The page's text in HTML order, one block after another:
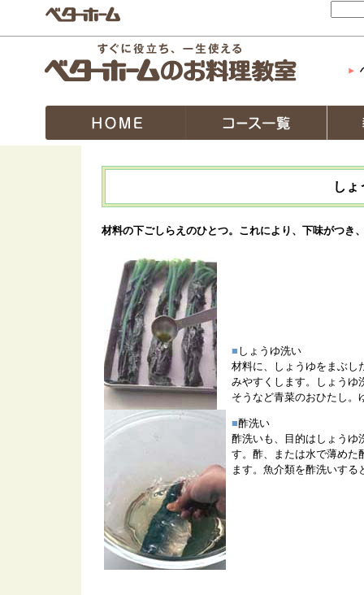
しょ
材料の下ごしらえのひとつ。これにより、下味がつき
■ しょうゆ洗い
材料に、しょうゆをまぶし
みやすくします。しょうゆ
そうなど青菜のおひたし。
■酢洗い
酢洗いも、目的はしょうゆ
す。酢、または水で薄めた
ます。魚介類を酢洗いす